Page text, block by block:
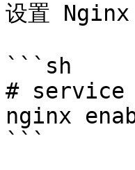
设置 Nginx
```sh
# service
nginx
```